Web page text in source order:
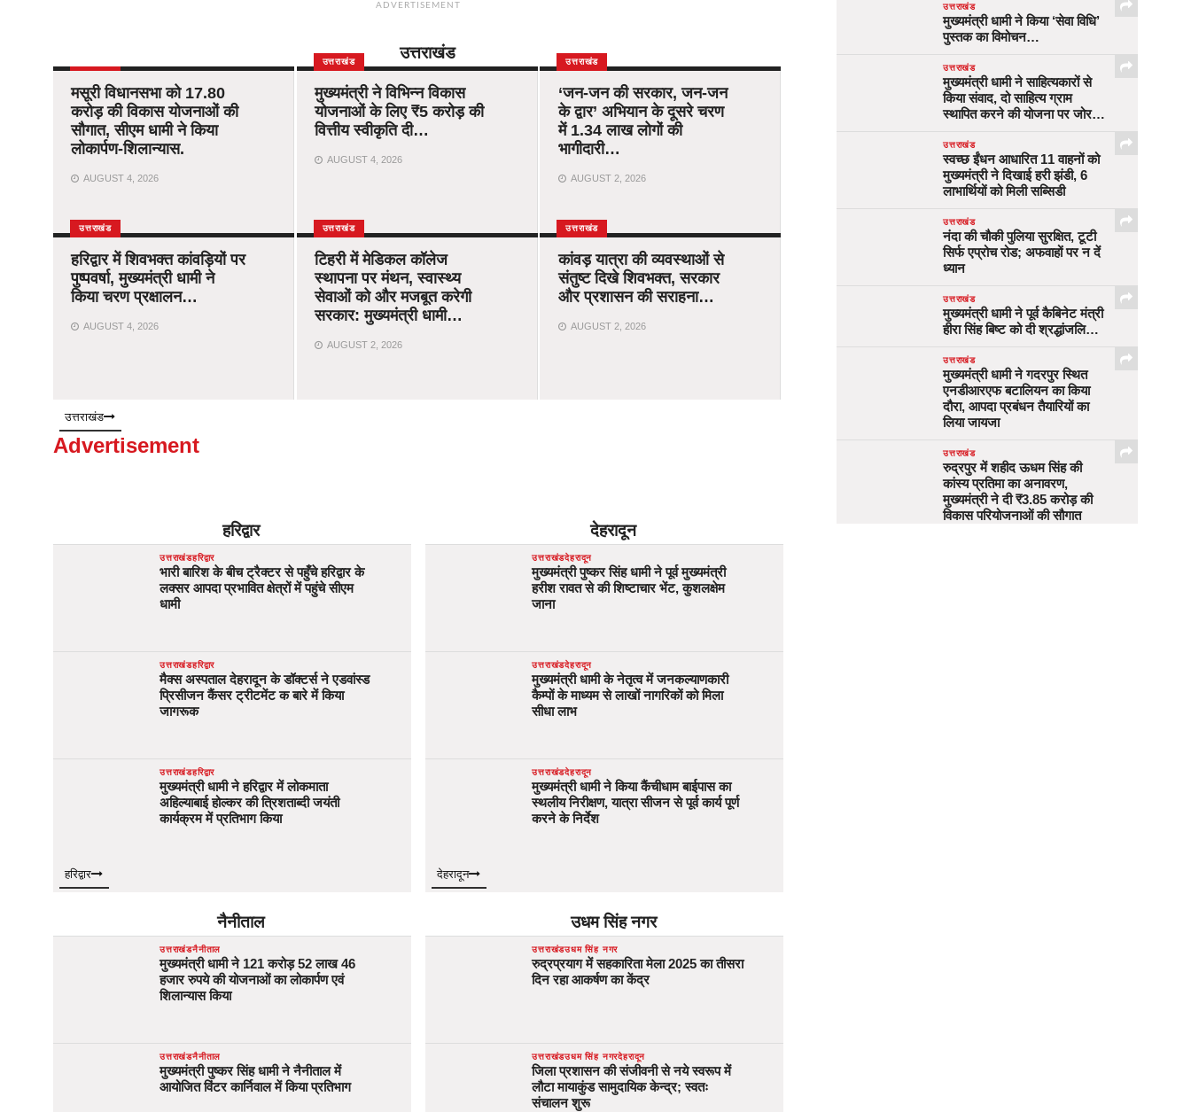
ADVERTISEMENT
उत्तराखंड
मसूरी विधानसभा को 17.80
करोड़ की विकास योजनाओं की
सौगात, सीएम धामी ने किया
लोकार्पण-शिलान्यास.
AUGUST 4, 2026
उत्तराखंड
हरिद्वार में शिवभक्त कांवड़ियों पर
पुष्पवर्षा, मुख्यमंत्री धामी ने
किया चरण प्रक्षालन…
AUGUST 4, 2026
उत्तराखंड
मुख्यमंत्री ने विभिन्न विकास
योजनाओं के लिए ₹5 करोड़ की
वित्तीय स्वीकृति दी…
AUGUST 4, 2026
उत्तराखंड
टिहरी में मेडिकल कॉलेज
स्थापना पर मंथन, स्वास्थ्य
सेवाओं को और मजबूत करेगी
सरकार: मुख्यमंत्री धामी…
AUGUST 2, 2026
उत्तराखंड
‘जन-जन की सरकार, जन-जन
के द्वार’ अभियान के दूसरे चरण
में 1.34 लाख लोगों की
भागीदारी…
AUGUST 2, 2026
उत्तराखंड
कांवड़ यात्रा की व्यवस्थाओं से
संतुष्ट दिखे शिवभक्त, सरकार
और प्रशासन की सराहना…
AUGUST 2, 2026
उत्तराखंड
Advertisement
हरिद्वार
उत्तराखंडहरिद्वार
भारी बारिश के बीच ट्रैक्टर से पहुँचे हरिद्वार के
लक्सर आपदा प्रभावित क्षेत्रों में पहुंचे सीएम
धामी
उत्तराखंडहरिद्वार
मैक्स अस्पताल देहरादून के डॉक्टर्स ने एडवांस्ड
प्रिसीजन कैंसर ट्रीटमेंट क बारे में किया
जागरूक
उत्तराखंडहरिद्वार
मुख्यमंत्री धामी ने हरिद्वार में लोकमाता
अहिल्याबाई होल्कर की त्रिशताब्दी जयंती
कार्यक्रम में प्रतिभाग किया
हरिद्वार
देहरादून
उत्तराखंडदेहरादून
मुख्यमंत्री पुष्कर सिंह धामी ने पूर्व मुख्यमंत्री
हरीश रावत से की शिष्टाचार भेंट, कुशलक्षेम
जाना
उत्तराखंडदेहरादून
मुख्यमंत्री धामी के नेतृत्व में जनकल्याणकारी
कैम्पों के माध्यम से लाखों नागरिकों को मिला
सीधा लाभ
उत्तराखंडदेहरादून
मुख्यमंत्री धामी ने किया कैंचीधाम बाईपास का
स्थलीय निरीक्षण, यात्रा सीजन से पूर्व कार्य पूर्ण
करने के निर्देश
देहरादून
नैनीताल
उत्तराखंडनैनीताल
मुख्यमंत्री धामी ने 121 करोड़ 52 लाख 46
हजार रुपये की योजनाओं का लोकार्पण एवं
शिलान्यास किया
उत्तराखंडनैनीताल
मुख्यमंत्री पुष्कर सिंह धामी ने नैनीताल में
आयोजित विंटर कार्निवाल में किया प्रतिभाग
उधम सिंह नगर
उत्तराखंडउधम सिंह नगर
रुद्रप्रयाग में सहकारिता मेला 2025 का तीसरा
दिन रहा आकर्षण का केंद्र
उत्तराखंडउधम सिंह नगरदेहरादून
जिला प्रशासन की संजीवनी से नये स्वरूप में
लौटा मायाकुंड सामुदायिक केन्द्र; स्वतः
संचालन शुरू
उत्तराखंड
मुख्यमंत्री धामी ने किया ‘सेवा विधि’
पुस्तक का विमोचन…
उत्तराखंड
मुख्यमंत्री धामी ने साहित्यकारों से
किया संवाद, दो साहित्य ग्राम
स्थापित करने की योजना पर जोर…
उत्तराखंड
स्वच्छ ईंधन आधारित 11 वाहनों को
मुख्यमंत्री ने दिखाई हरी झंडी, 6
लाभार्थियों को मिली सब्सिडी
उत्तराखंड
नंदा की चौकी पुलिया सुरक्षित, टूटी
सिर्फ एप्रोच रोड; अफवाहों पर न दें
ध्यान
उत्तराखंड
मुख्यमंत्री धामी ने पूर्व कैबिनेट मंत्री
हीरा सिंह बिष्ट को दी श्रद्धांजलि…
उत्तराखंड
मुख्यमंत्री धामी ने गदरपुर स्थित
एनडीआरएफ बटालियन का किया
दौरा, आपदा प्रबंधन तैयारियों का
लिया जायजा
उत्तराखंड
रुद्रपुर में शहीद ऊधम सिंह की
कांस्य प्रतिमा का अनावरण,
मुख्यमंत्री ने दी ₹3.85 करोड़ की
विकास परियोजनाओं की सौगात